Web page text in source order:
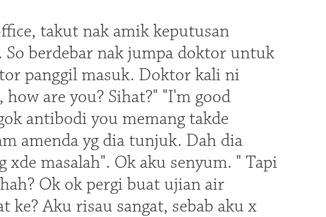
takut nak amik keputusan
So berdebar nak jumpa doktor untuk
panggil masuk. Doktor kali ni
are you? Sihat?" "I'm good
antibodi you memang takde
amenda yg dia tunjuk. Dah dia
masalah". Ok aku senyum. " Tapi
Ok ok pergi buat ujian air
ke? Aku risau sangat, sebab aku x